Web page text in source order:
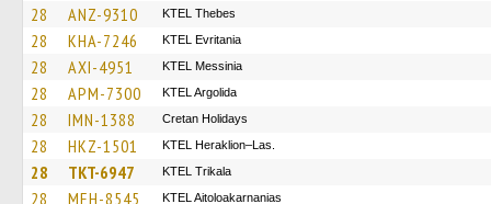
28 ANZ-9310 KTEL Thebes
28 KHA-7246 ΚΤΕL Evritania
28 AXI-4951 KTEL Messinia
28 APM-7300 KTEL Argolida
28 IMN-1388 Cretan Holidays
28 HKZ-1501 KTEL Heraklion–Las.
28 TKT-6947 ΚΤΕL Τrikala
28 MEH-8545 KTEL Aitoloakarnanias